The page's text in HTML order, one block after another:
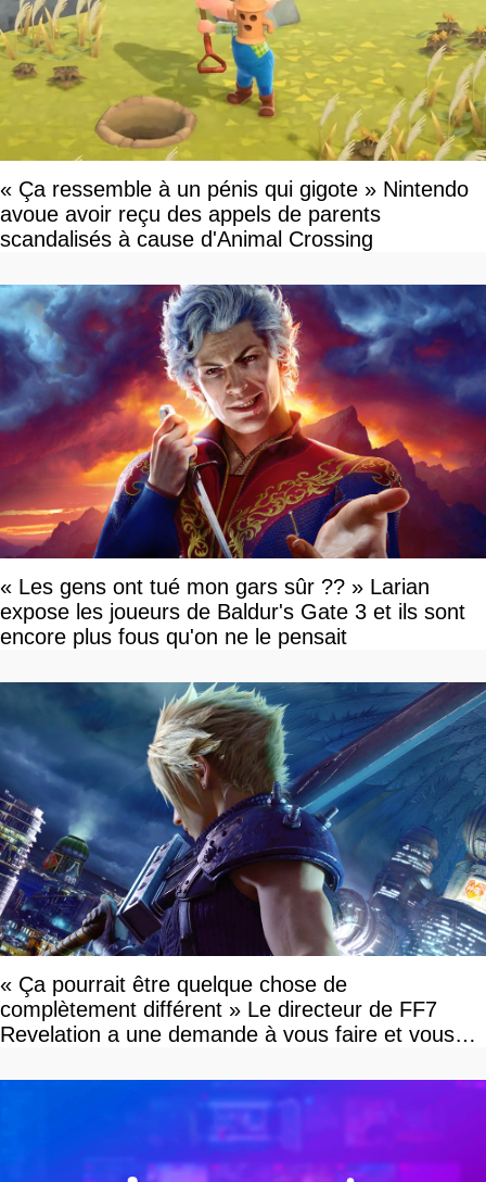
« Ça ressemble à un pénis qui gigote » Nintendo
avoue avoir reçu des appels de parents
scandalisés à cause d'Animal Crossing
« Les gens ont tué mon gars sûr ?? » Larian
expose les joueurs de Baldur's Gate 3 et ils sont
encore plus fous qu'on ne le pensait
« Ça pourrait être quelque chose de
complètement différent » Le directeur de FF7
Revelation a une demande à vous faire et vous